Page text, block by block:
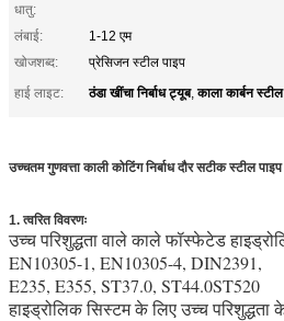
धातु:
लंबाई:
1-12 एम
खोजशब्द:
प्रेसिजन स्टील पाइप
हाई लाइट:
ठंडा खींचा निर्बाध ट्यूब,काला कार्बन
उच्चतम गुणवत्ता काली कोटिंग निर्बाध दौर सटीक स्टील पाइप
1. त्वरित विवरणः
उच्च परिशुद्धता वाले काले फॉस्फेटेड
EN10305-1, EN10305-4, DIN2391,
E235, E355, ST37.0, ST44.0ST520
हाइड्रोलिक सिस्टम के लिए उच्च